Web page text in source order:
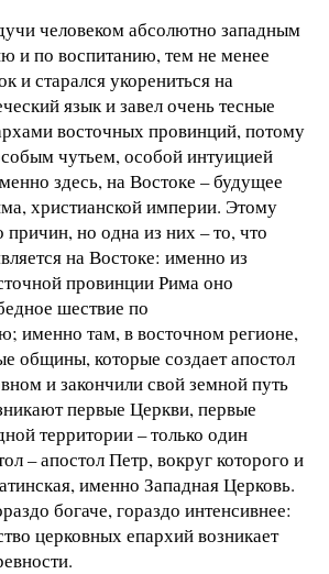
человеком абсолютно западным
и по воспитанию, тем не менее
и старался укорениться на
язык и завел очень тесные
восточных провинций, потому
чутьем, особой интуицией
здесь, на Востоке – будущее
христианской империи. Этому
но одна из них – то, что
на Востоке: именно из
провинции Рима оно
шествие по
именно там, в восточном регионе,
общины, которые создает апостол
и закончили свой земной путь
первые Церкви, первые
территории – только один
– апостол Петр, вокруг которого и
именно Западная Церковь.
богаче, гораздо интенсивнее:
церковных епархий возникает